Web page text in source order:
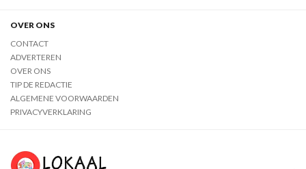
OVER ONS
CONTACT
ADVERTEREN
OVER ONS
TIP DE REDACTIE
ALGEMENE VOORWAARDEN
PRIVACYVERKLARING